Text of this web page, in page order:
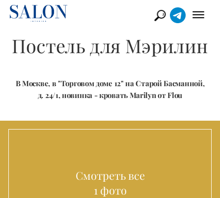
Постель для Мэрилин
В Москве, в "Торговом доме 12" на Старой Басманной,
д. 24/1, новинка - кровать Marilyn от Flou
Смотреть все
1 фото